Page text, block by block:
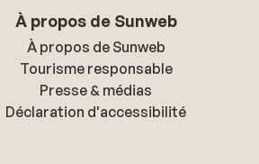
À propos de Sunweb
À propos de Sunweb
Tourisme responsable
Presse & médias
Déclaration d'accessibilité